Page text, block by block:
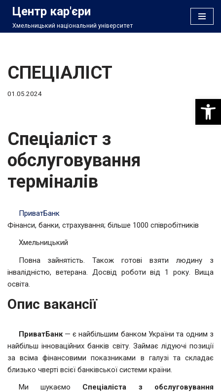
Перейти
Центр кар'єри
Хмельницький національний університет
СПЕЦІАЛІСТ
01.05.2024
Спеціаліст з
обслуговування
терміналів
ПриватБанк
Фінанси, банки, страхування; більше 1000 співробітників
Хмельницький
Повна зайнятість. Також готові взяти людину з
інвалідністю, ветерана. Досвід роботи від 1 року. Вища
освіта.
Опис вакансії
ПриватБанк— є найбільшим банком України та одним з
найбільш інноваційних банків світу. Займає лідуючі позиції
за всіма фінансовими показниками в галузі та складає
близько чверті всієї банківської системи країни.
Ми шукаємо Спеціаліста з обслуговування